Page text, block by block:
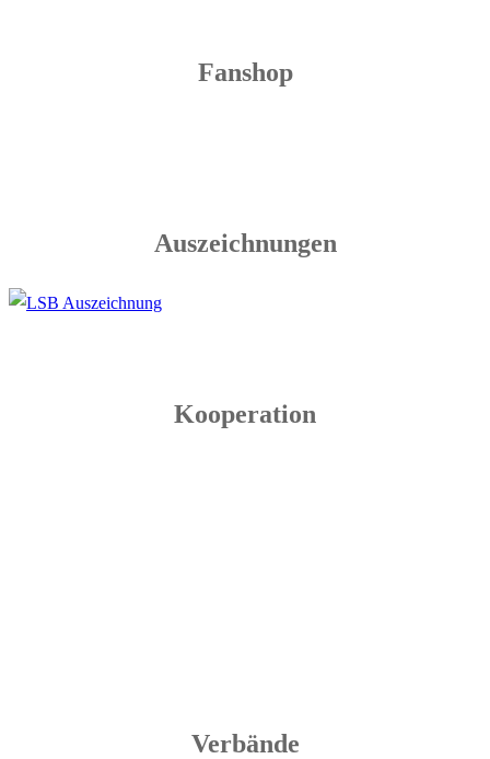
Fanshop
Auszeichnungen
Kooperation
Verbände